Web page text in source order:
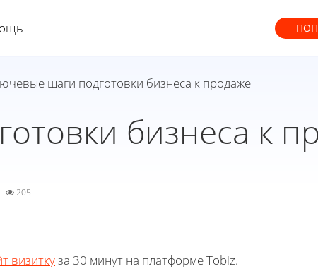
шаги подготовки бизнеса к продаже
бизнеса к
205
визиткуза 30 минут на платформе Tobiz.